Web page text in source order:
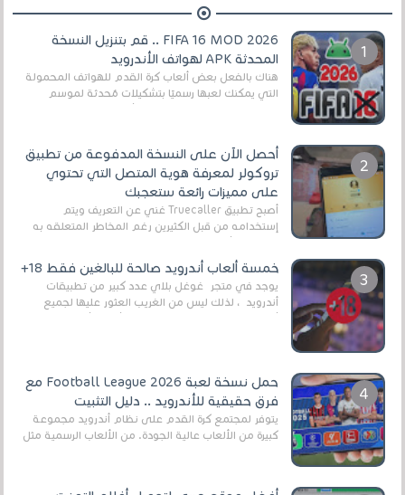
FIFA 16 MOD 2026 .. قم بتنزيل النسخة
المحدثة APK لهواتف الأندرويد
هناك بالفعل بعض ألعاب كرة القدم للهواتف المحمولة
التي يمكنك لعبها رسميًا بتشكيلات مُحدثة لموسم
أحصل الآن على النسخة المدفوعة من تطبيق
تروكولر لمعرفة هوية المتصل التي تحتوي
على مميزات رائعة ستعجبك
أصبح تطبيق Truecaller غني عن التعريف ويتم
إستخدامه من قبل الكثيرين رغم المخاطر المتعلقه به
خمسة ألعاب أندرويد صالحة للبالغين فقط 18+
يوجد في متجر غوغل بلاي عدد كبير من تطبيقات
أندرويد ، لذلك ليس من الغريب العثور عليها لجميع
حمل نسخة لعبة Football League 2026 مع
فرق حقيقية للأندرويد .. دليل التثبيت
يتوفر لمجتمع كرة القدم على نظام أندرويد مجموعة
كبيرة من الألعاب عالية الجودة. من الألعاب الرسمية مثل